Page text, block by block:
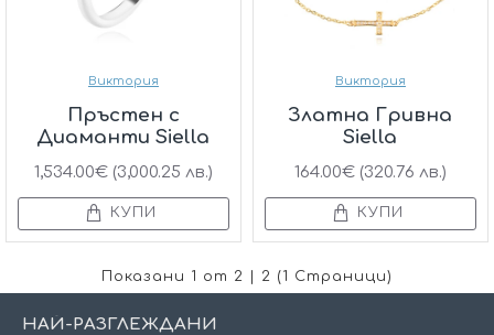
Виктория
Пръстен с
Диаманти Siella
1,534.00€ (3,000.25 лв.)
КУПИ
Виктория
Златна Гривна
Siella
164.00€ (320.76 лв.)
КУПИ
Показани 1 от 2 | 2 (1 Страници)
НАЙ-РАЗГЛЕЖДАНИ